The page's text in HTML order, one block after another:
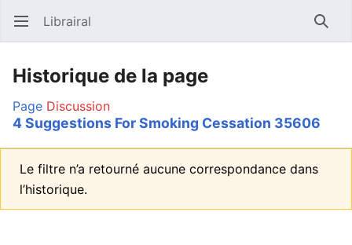
Ouvrir le menu principal Librairal
Historique de la page
Page Discussion
4 Suggestions For Smoking Cessation 35606
Le filtre n’a retourné aucune correspondance dans
l’historique.